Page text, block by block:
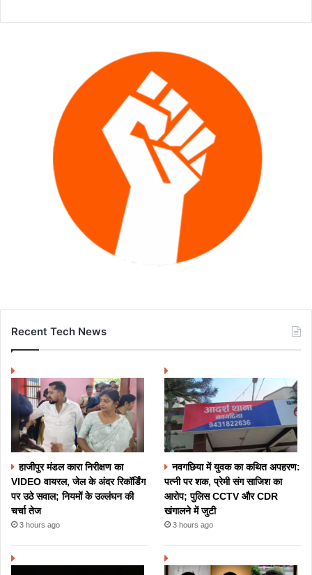
Recent Tech News
हाजीपुर मंडल कारा निरीक्षण का
VIDEO वायरल, जेल के अंदर रिकॉर्डिंग
पर उठे सवाल; नियमों के उल्लंघन की
चर्चा तेज
3 hours ago
नवगछिया में युवक का कथित अपहरण:
पत्नी पर शक, प्रेमी संग साजिश का
आरोप; पुलिस CCTV और CDR
खंगालने में जुटी
3 hours ago